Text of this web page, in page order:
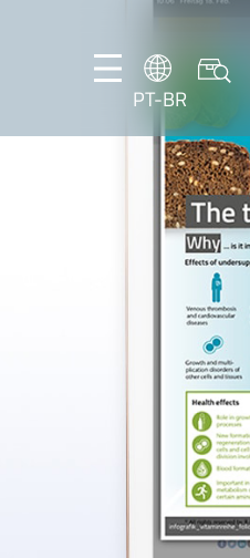
PT-BR
DE
ES
FR
PT-